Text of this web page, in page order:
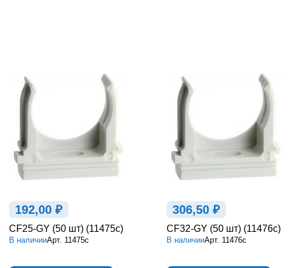
192,00 ₽
CF25-GY (50 шт) (11475c)
В наличииАрт. 11475c
306,50 ₽
CF32-GY (50 шт) (11476c)
В наличииАрт. 11476c